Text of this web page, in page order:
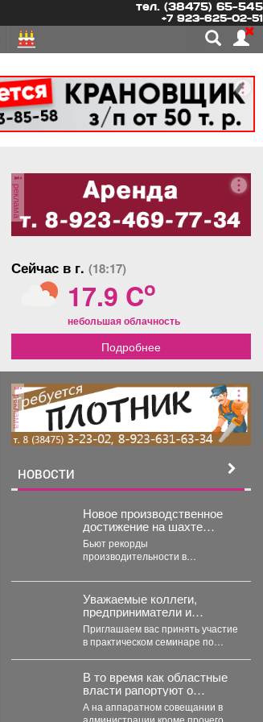
тел. (38475) 65-545
+7 923-625-02-51
реклама
Сейчас в г. (18:17)
17.9 Co
небольшая облачность
Подробнее
реклама
НОВОСТИ
Новое производственное
достижение на шахте
«Усковская»
Бьют рекорды
производительности в
праздника. Сразу две бригады
проходчиков шахты «Усковская»
с разницей...
Уважаемые коллеги,
предприниматели и
представители социальной
сферы!
Приглашаем вас принять участие
в практическом семинаре по
«Росмолодежь.Гранты». Это
уникальная...
В то время как областные
власти рапортуют о
стабилизации с топливом в
Кузбассе, пожарные
А на аппаратном совещании в